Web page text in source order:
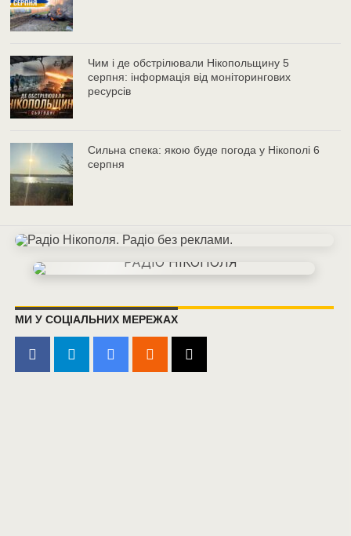
Чим і де обстрілювали Нікопольщину 5
серпня: інформація від моніторингових
ресурсів
Сильна спека: якою буде погода у Нікополі 6
серпня
МИ У СОЦІАЛЬНИХ МЕРЕЖАХ